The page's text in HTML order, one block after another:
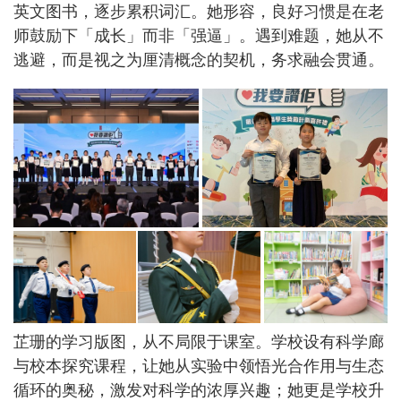
英文图书，逐步累积词汇。她形容，良好习惯是在老
师鼓励下「成长」而非「强逼」。遇到难题，她从不
逃避，而是视之为厘清概念的契机，务求融会贯通。
芷珊的学习版图，从不局限于课室。学校设有科学廊
与校本探究课程，让她从实验中领悟光合作用与生态
循环的奥秘，激发对科学的浓厚兴趣；她更是学校升